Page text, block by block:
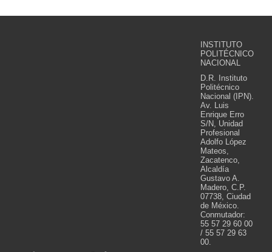
INSTITUTO
POLITÉCNICO
NACIONAL
D.R. Instituto
Politécnico
Nacional (IPN).
Av. Luis
Enrique Erro
S/N, Unidad
Profesional
Adolfo López
Mateos,
Zacatenco,
Alcaldía
Gustavo A.
Madero, C.P.
07738, Ciudad
de México.
Conmutador:
55 57 29 60 00
/ 55 57 29 63
00.